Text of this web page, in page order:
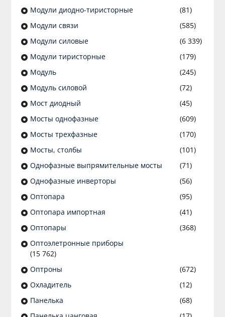
Модули диодно-тиристорные
(81)
Модули связи
(585)
Модули силовые
(6 339)
Модули тиристорные
(179)
Модуль
(245)
Модуль силовой
(72)
Мост диодный
(45)
Мосты однофазные
(609)
Мосты трехфазные
(170)
Мосты, столбы
(101)
Однофазные выпрямительные мосты
(71)
Однофазные инверторы
(56)
Оптопара
(95)
Оптопара импортная
(41)
Оптопары
(368)
Оптоэлетронные приборы
(15 762)
Оптроны
(672)
Охладитель
(12)
Панелька
(68)